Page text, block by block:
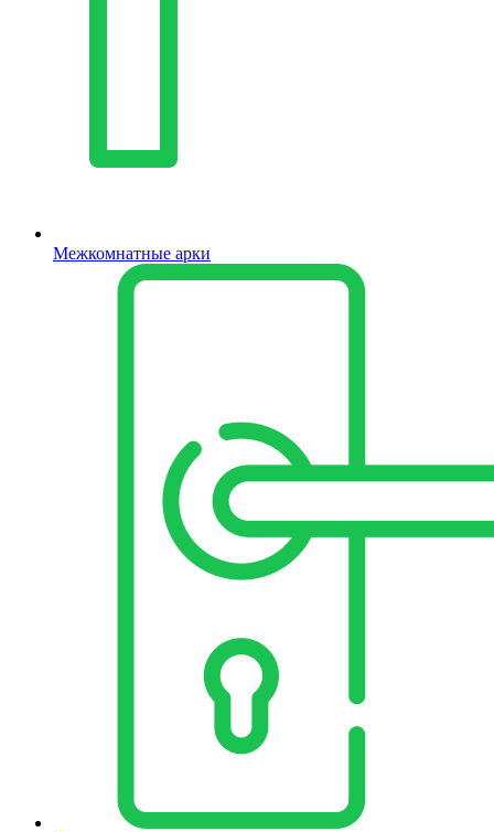
Межкомнатные арки